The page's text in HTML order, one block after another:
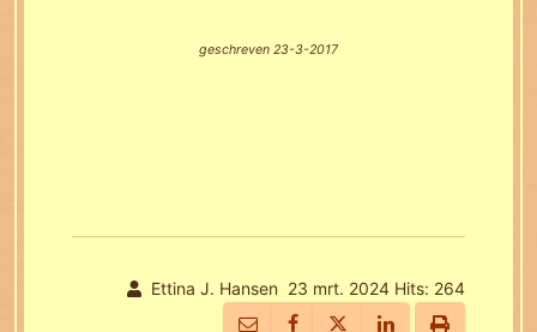
geschreven 23-3-2017
Ettina J. Hansen 23 mrt. 2024 Hits: 264